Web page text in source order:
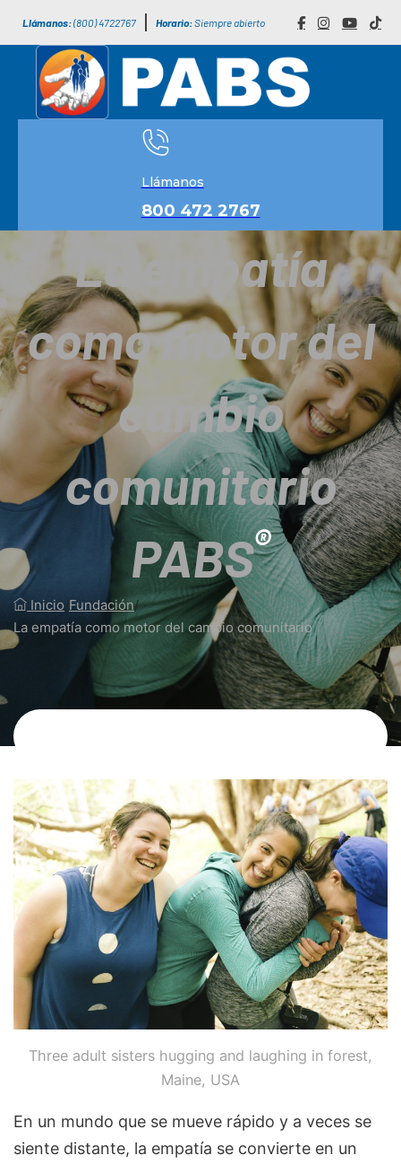
Llámanos:(800) 4722767 Horario:Siempre abierto
Llámanos
800 472 2767
La empatía
como motor del
cambio
comunitario
PABS®
Inicio/Fundación/
La empatía como motor del cambio comunitario
Three adult sisters hugging and laughing in forest,
Maine, USA
En un mundo que se mueve rápido y a veces se
siente distante, la empatía se convierte en un